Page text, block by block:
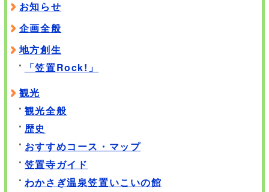
お知らせ
企画全般
地方創生
「笠置Rock!」
観光
観光全般
歴史
おすすめコース・マップ
笠置寺ガイド
わかさぎ温泉笠置いこいの館